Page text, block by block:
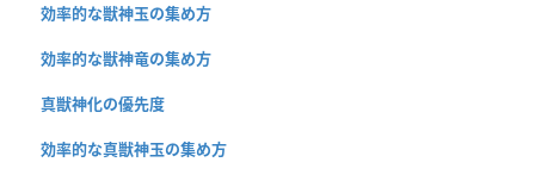
効率的な獣神玉の集め方
効率的な獣神竜の集め方
真獣神化の優先度
効率的な真獣神玉の集め方